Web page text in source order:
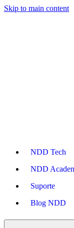
Skip to main content
NDD Tech
NDD
Suporte
Blog NDD